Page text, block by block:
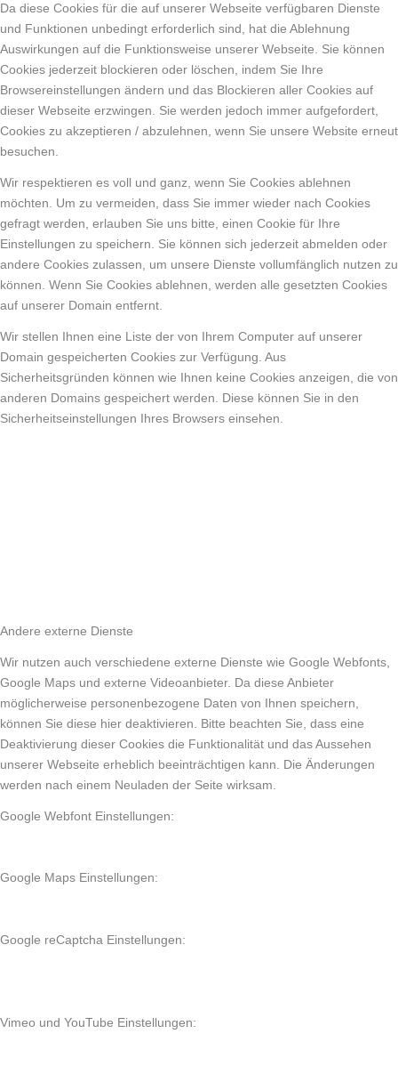
Da diese Cookies für die auf unserer Webseite verfügbaren Dienste
und Funktionen unbedingt erforderlich sind, hat die Ablehnung
Auswirkungen auf die Funktionsweise unserer Webseite. Sie können
Cookies jederzeit blockieren oder löschen, indem Sie Ihre
Browsereinstellungen ändern und das Blockieren aller Cookies auf
dieser Webseite erzwingen. Sie werden jedoch immer aufgefordert,
Cookies zu akzeptieren / abzulehnen, wenn Sie unsere Website erneut
besuchen.
Wir respektieren es voll und ganz, wenn Sie Cookies ablehnen
möchten. Um zu vermeiden, dass Sie immer wieder nach Cookies
gefragt werden, erlauben Sie uns bitte, einen Cookie für Ihre
Einstellungen zu speichern. Sie können sich jederzeit abmelden oder
andere Cookies zulassen, um unsere Dienste vollumfänglich nutzen zu
können. Wenn Sie Cookies ablehnen, werden alle gesetzten Cookies
auf unserer Domain entfernt.
Wir stellen Ihnen eine Liste der von Ihrem Computer auf unserer
Domain gespeicherten Cookies zur Verfügung. Aus
Sicherheitsgründen können wie Ihnen keine Cookies anzeigen, die von
anderen Domains gespeichert werden. Diese können Sie in den
Sicherheitseinstellungen Ihres Browsers einsehen.
Andere externe Dienste
Wir nutzen auch verschiedene externe Dienste wie Google Webfonts,
Google Maps und externe Videoanbieter. Da diese Anbieter
möglicherweise personenbezogene Daten von Ihnen speichern,
können Sie diese hier deaktivieren. Bitte beachten Sie, dass eine
Deaktivierung dieser Cookies die Funktionalität und das Aussehen
unserer Webseite erheblich beeinträchtigen kann. Die Änderungen
werden nach einem Neuladen der Seite wirksam.
Google Webfont Einstellungen:
Google Maps Einstellungen:
Google reCaptcha Einstellungen:
Vimeo und YouTube Einstellungen: